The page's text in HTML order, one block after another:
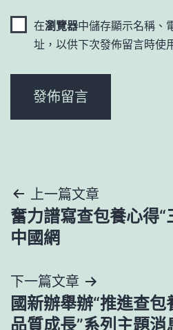
在瀏覽器中儲存顯示名稱、
址，以供下次發佈留言時使
文
章
覽
上一篇文章
奮力譜寫查包養心得“
中國網
下一篇文章
國新辦舉辦“推進查
品質成長”系列主題